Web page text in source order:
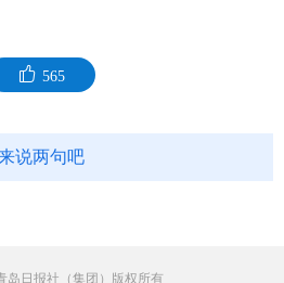
565
说两句吧
岛日报社（集团）版权所有